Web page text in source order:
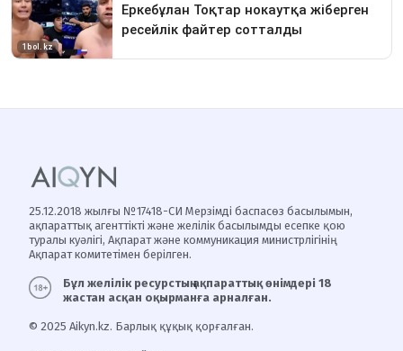
25.12.2018 жылғы №17418-СИ Мерзімді баспасөз басылымын,
ақпараттық агенттікті және желілік басылымды есепке қою
туралы куәлігі, Ақпарат және коммуникация министрлігінің
Ақпарат комитетімен берілген.
Бұл желілік ресурстың ақпараттық өнімдері 18
жастан асқан оқырманға арналған.
© 2025 Aikyn.kz. Барлық құқық қорғалған.